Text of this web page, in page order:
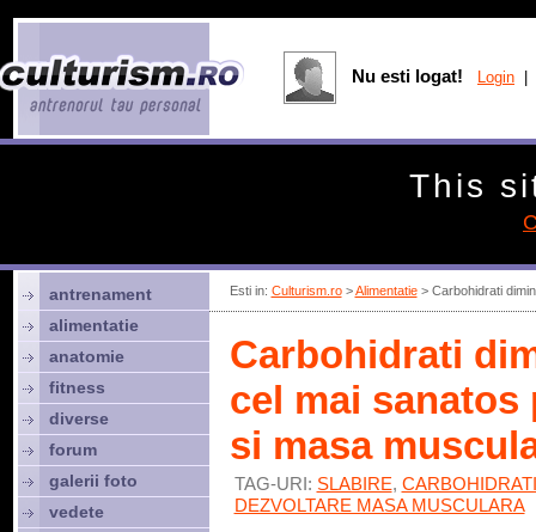
Esti in: Culturism.ro>Alimentatie> Carbohidrati
Carbohidrati
cel mai sanatos
si masa
TAG-URI: SLABIRE, CARBOHIDRATI
DEZVOLTARE MASA MUSCULARA
antrenament
alimentatie
anatomie
fitness
diverse
forum
galerii foto
vedete
Nu esti logat! Login
This